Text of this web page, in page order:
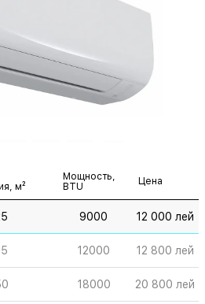
м²
Мощность,
BTU
Цена
9000 12 000 лей
12000 12 800 лей
18000 20 800 лей